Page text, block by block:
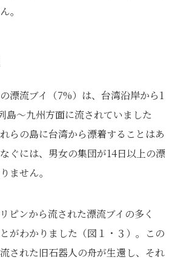
。
漂流ブイ（7%）は、台湾沿岸から1
島～九州方面に流されていました
らの島に台湾から漂着することはあ
ぐには、男女の集団が14日以上の漂
ません。
ピンから流された漂流ブイの多く
がわかりました（図１・３）。この
された旧石器人の舟が生還し、それ